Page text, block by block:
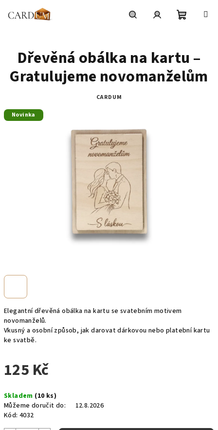
košík
Elegantní dřevěná obálka na kartu se svatebním motivem
novomanželů.
Vkusný a osobní způsob, jak darovat dárkovou nebo platební kartu
ke svatbě.
125 Kč
cena:
Skladem (10 ks)
Můžeme doručit do:
12.8.2026
Kód: 4032
Dřevěná obálka na kartu –
Gratulujeme novomanželům
CARDUM
Novinka